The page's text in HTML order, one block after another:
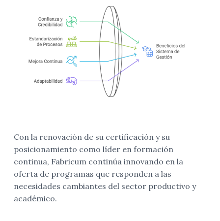
Con la renovación de su certificación y su
posicionamiento como líder en formación
continua, Fabricum continúa innovando en la
oferta de programas que responden a las
necesidades cambiantes del sector productivo y
académico.